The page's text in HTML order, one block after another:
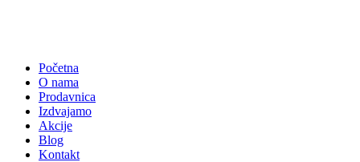
Početna
O nama
Prodavnica
Izdvajamo
Akcije
Blog
Kontakt